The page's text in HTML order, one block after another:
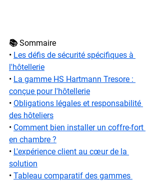
📚 Sommaire
• Les défis de sécurité spécifiques à
l'hôtellerie
• La gamme HS Hartmann Tresore :
conçue pour l'hôtellerie
• Obligations légales et responsabilité
des hôteliers
• Comment bien installer un coffre-fort
en chambre ?
• L'expérience client au cœur de la
solution
• Tableau comparatif des gammes